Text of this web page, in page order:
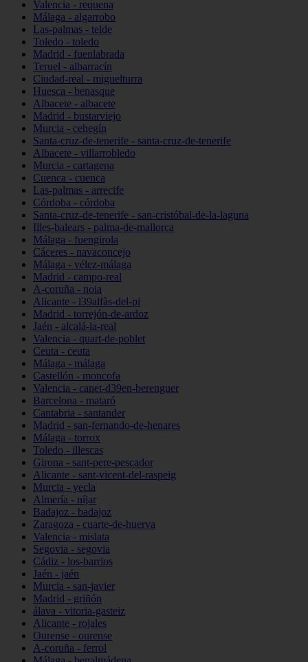
Valencia - requena
Málaga - algarrobo
Las-palmas - telde
Toledo - toledo
Madrid - fuenlabrada
Teruel - albarracín
Ciudad-real - miguelturra
Huesca - benasque
Albacete - albacete
Madrid - bustarviejo
Murcia - cehegín
Santa-cruz-de-tenerife - santa-cruz-de-tenerife
Albacete - villarrobledo
Murcia - cartagena
Cuenca - cuenca
Las-palmas - arrecife
Córdoba - córdoba
Santa-cruz-de-tenerife - san-cristóbal-de-la-laguna
Illes-balears - palma-de-mallorca
Málaga - fuengirola
Cáceres - navaconcejo
Málaga - vélez-málaga
Madrid - campo-real
A-coruña - noia
Alicante - l39alfàs-del-pi
Madrid - torrejón-de-ardoz
Jaén - alcalá-la-real
Valencia - quart-de-poblet
Ceuta - ceuta
Málaga - málaga
Castellón - moncofa
Valencia - canet-d39en-berenguer
Barcelona - mataró
Cantabria - santander
Madrid - san-fernando-de-henares
Málaga - torrox
Toledo - illescas
Girona - sant-pere-pescador
Alicante - sant-vicent-del-raspeig
Murcia - yecla
Almería - níjar
Badajoz - badajoz
Zaragoza - cuarte-de-huerva
Valencia - mislata
Segovia - segovia
Cádiz - los-barrios
Jaén - jaén
Murcia - san-javier
Madrid - griñón
álava - vitoria-gasteiz
Alicante - rojales
Ourense - ourense
A-coruña - ferrol